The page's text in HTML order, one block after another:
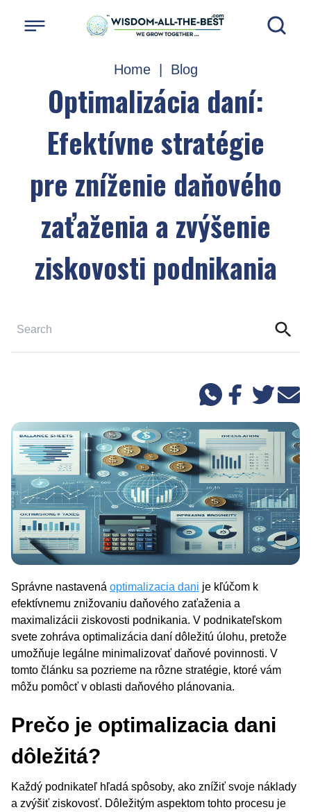
Home| Blog
Optimalizácia daní:
Efektívne stratégie
pre zníženie daňového
zaťaženia a zvýšenie
ziskovosti podnikania
Správne nastavená optimalizacia dani je kľúčom k
efektívnemu znižovaniu daňového zaťaženia a
maximalizácii ziskovosti podnikania. V podnikateľskom
svete zohráva optimalizácia daní dôležitú úlohu, pretože
umožňuje legálne minimalizovať daňové povinnosti. V
tomto článku sa pozrieme na rôzne stratégie, ktoré vám
môžu pomôcť v oblasti daňového plánovania.
Prečo je optimalizacia dani
dôležitá?
Každý podnikateľ hľadá spôsoby, ako znížiť svoje náklady
a zvýšiť ziskovosť. Dôležitým aspektom tohto procesu je